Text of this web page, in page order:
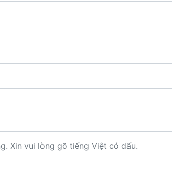
Xin vui lòng gõ tiếng Việt có dấu.